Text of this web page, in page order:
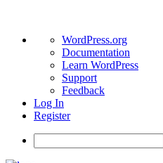
About
WordPress
WordPress.org
Documentation
Learn WordPress
Support
Feedback
Log In
Register